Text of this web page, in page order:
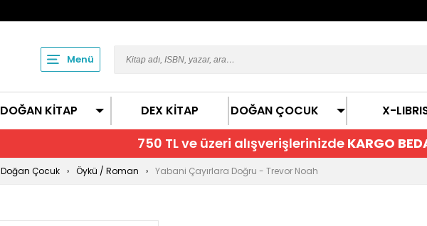
Menü
DOĞAN KİTAP DEX KİTAP DOĞAN ÇOCUK X-
750 TL ve üzeri alışverişlerinizde KARGO
Doğan Çocuk Öykü / Roman Yabani Çayırlara Doğru - Trevor Noah